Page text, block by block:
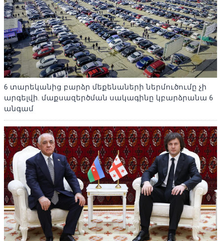
6 տարեկանից բարձր մեքենաների ներմուծումը չի
արգելվի. մաքսազերծման սակագինը կբարձրանա 6
անգամ